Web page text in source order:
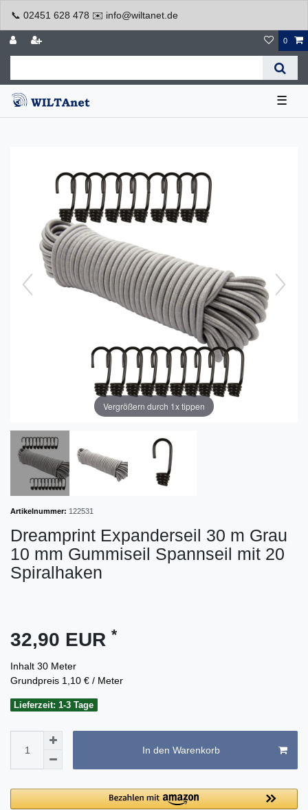
📞 02451 628 478 ✉️ info@wiltanet.de
0
☰
Vergrößern durch 1x tippen
Artikelnummer: 122531
Dreamprint Expanderseil 30 m Grau
10 mm Gummiseil Spannseil mit 20
Spiralhaken
32,90 EUR *
Inhalt 30 Meter
Grundpreis 1,10 € / Meter
Lieferzeit: 1-3 Tage
In den Warenkorb